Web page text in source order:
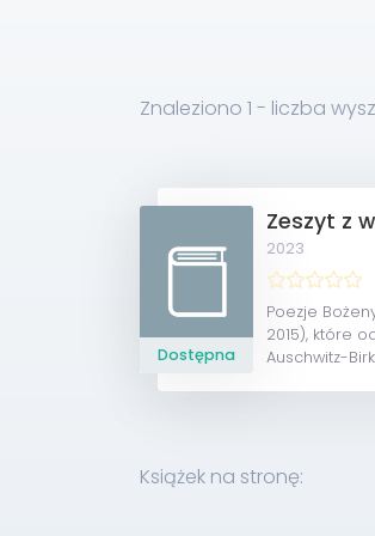
Znaleziono 1 - liczba
Dostępna
2023
Poezje
2015), które
Auschwitz-
Książek na stronę: